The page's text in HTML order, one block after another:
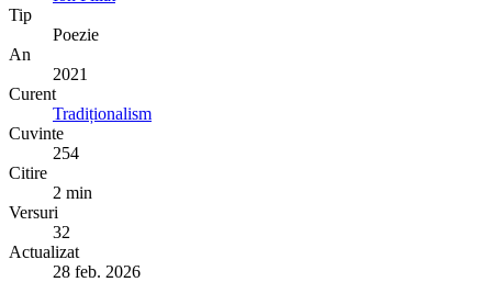
Tip
Poezie
An
2021
Curent
Tradiționalism
Cuvinte
254
Citire
2 min
Versuri
32
Actualizat
28 feb. 2026